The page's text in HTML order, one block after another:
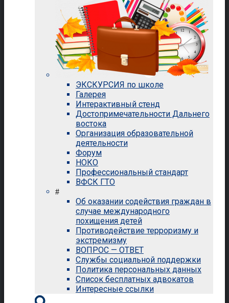
ЭКСКУРСИЯ по школе
Галерея
Интерактивный стенд
Достопримечательности Дальнего
востока
Организация образовательной
деятельности
Форум
НОКО
Профессиональный стандарт
ВФСК ГТО
#
Об оказании содействия граждан в
случае международного
похищения детей
Противодействие терроризму и
экстремизму
ВОПРОС — ОТВЕТ
Службы социальной поддержки
Политика персональных данных
Список бесплатных адвокатов
Интересные ссылки